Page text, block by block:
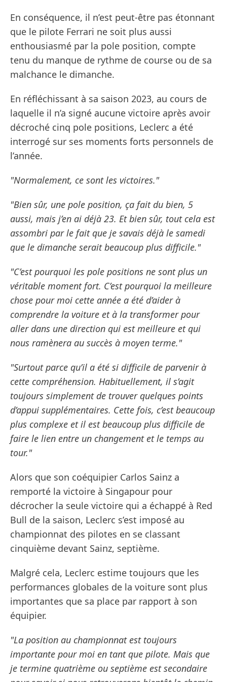
En conséquence, il n’est peut-être pas étonnant
que le pilote Ferrari ne soit plus aussi
enthousiasmé par la pole position, compte
tenu du manque de rythme de course ou de sa
malchance le dimanche.
En réfléchissant à sa saison 2023, au cours de
laquelle il n’a signé aucune victoire après avoir
décroché cinq pole positions, Leclerc a été
interrogé sur ses moments forts personnels de
l’année.
"Normalement, ce sont les victoires."
"Bien sûr, une pole position, ça fait du bien, 5
aussi, mais j’en ai déjà 23. Et bien sûr, tout cela est
assombri par le fait que je savais déjà le samedi
que le dimanche serait beaucoup plus difficile."
"C’est pourquoi les pole positions ne sont plus un
véritable moment fort. C’est pourquoi la meilleure
chose pour moi cette année a été d’aider à
comprendre la voiture et à la transformer pour
aller dans une direction qui est meilleure et qui
nous ramènera au succès à moyen terme."
"Surtout parce qu’il a été si difficile de parvenir à
cette compréhension. Habituellement, il s’agit
toujours simplement de trouver quelques points
d’appui supplémentaires. Cette fois, c’est beaucoup
plus complexe et il est beaucoup plus difficile de
faire le lien entre un changement et le temps au
tour."
Alors que son coéquipier Carlos Sainz a
remporté la victoire à Singapour pour
décrocher la seule victoire qui a échappé à Red
Bull de la saison, Leclerc s’est imposé au
championnat des pilotes en se classant
cinquième devant Sainz, septième.
Malgré cela, Leclerc estime toujours que les
performances globales de la voiture sont plus
importantes que sa place par rapport à son
équipier.
"La position au championnat est toujours
importante pour moi en tant que pilote. Mais que
je termine quatrième ou septième est secondaire